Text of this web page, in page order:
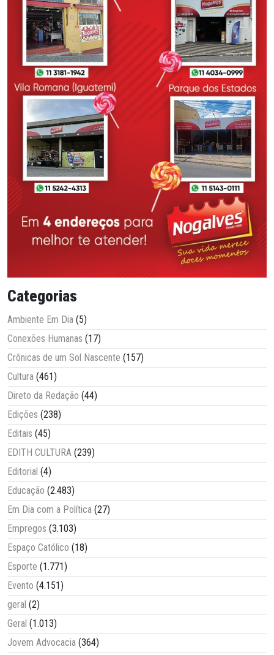
Categorias
Ambiente Em Dia (5)
Conexões Humanas (17)
Crônicas de um Sol Nascente (157)
Cultura (461)
Direto da Redação (44)
Edições (238)
Editais (45)
EDITH CULTURA (239)
Editorial (4)
Educação (2.483)
Em Dia com a Política (27)
Empregos (3.103)
Espaço Católico (18)
Esporte (1.771)
Evento (4.151)
geral (2)
Geral (1.013)
Jovem Advocacia (364)